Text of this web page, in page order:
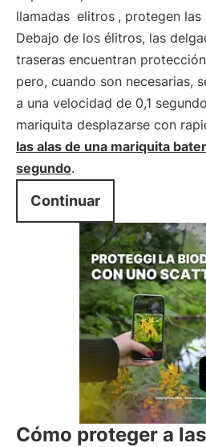
llamadas elitros , protegen las
Debajo de los élitros, las
traseras encuentran
pero, cuando son necesarias,
a una velocidad de 0,1
mariquita desplazarse con
las alas de una mariquita
segundo.
Continuar
Cómo proteger a